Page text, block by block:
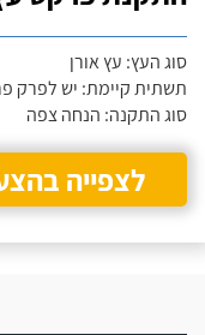
סוג העץ: עץ אורן
תשתית קיימת: יש לפרק
סוג התקנה: הנחה צפה
לצפייה